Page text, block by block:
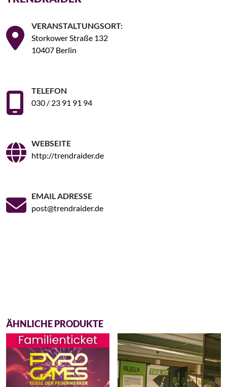
VERANSTALTUNGSORT:
Storkower Straße 132
10407 Berlin
TELEFON
030 / 23 91 91 94
WEBSEITE
http://trendraider.de
EMAIL ADRESSE
post@trendraider.de
ÄHNLICHE PRODUKTE